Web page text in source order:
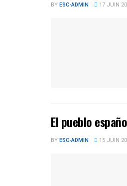
BYESC-ADMIN 17 JUIN
El pueblo
BYESC-ADMIN 15 JUIN